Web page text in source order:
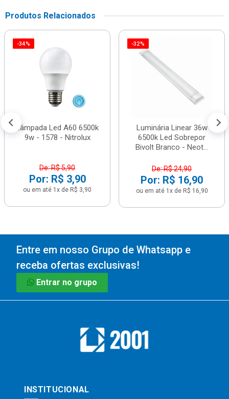
Produtos Relacionados
-34%
Lâmpada Led A60 6500k
9w - 1578 - Nitrolux
De: R$ 5,90
Por: R$ 3,90
ou em até 1x de R$ 3,90
-32%
Luminária Linear 36w
6500k Led Sobrepor
Bivolt Branco - Neot...
De: R$ 24,90
Por: R$ 16,90
ou em até 1x de R$ 16,90
Entre em nosso Grupo de Whatsapp e
receba ofertas exclusivas!
Entrar no grupo
INSTITUCIONAL